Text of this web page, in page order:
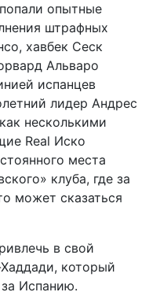
опытные
штрафных
хавбек Сеск
Альваро
испанцев
лидер Андрес
несколькими
Real Иско
места
клуба, где за
может сказаться
в свой
который
Испанию.